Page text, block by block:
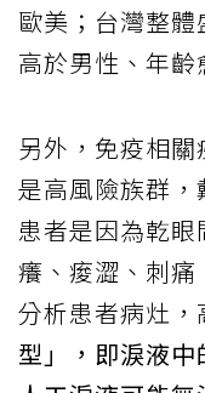
歐美；台灣整
高於男性、年齡
另外，免疫相
是高風險族群
患者是因為乾眼
癢、痠澀、刺
分析患者病灶
型」，即淚液